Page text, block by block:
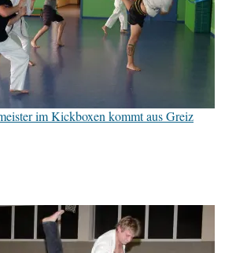
im Kickboxen kommt aus Greiz